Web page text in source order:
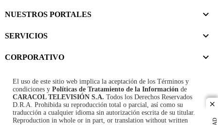
NUESTROS PORTALES
SERVICIOS
CORPORATIVO
El uso de este sitio web implica la aceptación de los Términos y
condiciones y Políticas de Tratamiento de la Información de
CARACOL TELEVISIÓN S.A. Todos los Derechos Reservados
D.R.A. Prohibida su reproducción total o parcial, así como su
traducción a cualquier idioma sin autorización escrita de su titular.
Reproduction in whole or in part, or translation without written